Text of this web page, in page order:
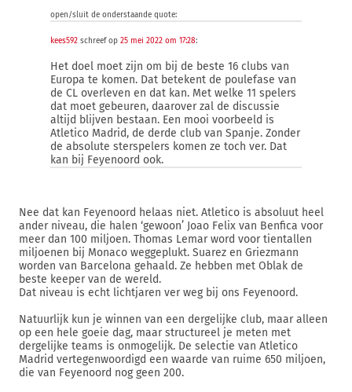
open/sluit de onderstaande quote:
kees592 schreef op 25 mei 2022 om 17:28:
Het doel moet zijn om bij de beste 16 clubs van
Europa te komen. Dat betekent de poulefase van
de CL overleven en dat kan. Met welke 11 spelers
dat moet gebeuren, daarover zal de discussie
altijd blijven bestaan. Een mooi voorbeeld is
Atletico Madrid, de derde club van Spanje. Zonder
de absolute sterspelers komen ze toch ver. Dat
kan bij Feyenoord ook.
Nee dat kan Feyenoord helaas niet. Atletico is absoluut heel
ander niveau, die halen ‘gewoon’ Joao Felix van Benfica voor
meer dan 100 miljoen. Thomas Lemar word voor tientallen
miljoenen bij Monaco weggeplukt. Suarez en Griezmann
worden van Barcelona gehaald. Ze hebben met Oblak de
beste keeper van de wereld.
Dat niveau is echt lichtjaren ver weg bij ons Feyenoord.
Natuurlijk kun je winnen van een dergelijke club, maar alleen
op een hele goeie dag, maar structureel je meten met
dergelijke teams is onmogelijk. De selectie van Atletico
Madrid vertegenwoordigd een waarde van ruime 650 miljoen,
die van Feyenoord nog geen 200.